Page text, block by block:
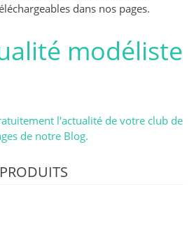
dans nos pages.
modéliste
l'actualité de votre club de
de notre Blog.